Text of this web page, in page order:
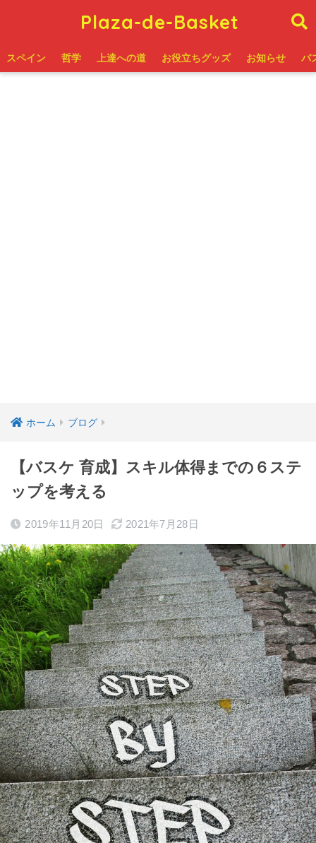
Plaza-de-Basket
スペイン 哲学 上達への道 お役立ちグッズ お知らせ バ
ホーム ブログ
【バスケ 育成】スキル体得までの６ステ
ップを考える
2019年11月20日 2021年7月28日